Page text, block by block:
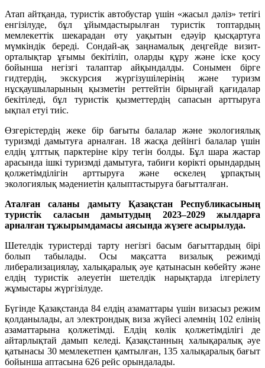
Атап айтқанда, туристік автобустар үшін «жасыл дәліз» тетігі
енгізілуде, бұл ұйымдастырылған туристік топтардың
мемлекеттік шекарадан өту уақытын едәуір қысқартуға
мүмкіндік береді. Сондай-ақ заңнамалық деңгейде визит-
орталықтар ұғымы бекітіліп, оларды құру және іске қосу
бойынша негізгі талаптар айқындалды. Сонымен бірге
гидтердің, экскурсия жүргізушілерінің және туризм
нұсқаушыларының қызметін реттейтін бірыңғай қағидалар
бекітіледі, бұл туристік қызметтердің сапасын арттыруға
ықпал етуі тиіс.
Өзгерістердің жеке бір бағыты балалар және экологиялық
туризмді дамытуға арналған. 18 жасқа дейінгі балалар үшін
елдің ұлттық парктеріне кіру тегін болды. Бұл шара жастар
арасында ішкі туризмді дамытуға, табиғи көрікті орындардың
қолжетімділігін арттыруға және өскелең ұрпақтың
экологиялық мәдениетін қалыптастыруға бағытталған.
Аталған саланы дамыту Қазақстан Республикасының
туристік саласын дамытудың 2023–2029 жылдарға
арналған тұжырымдамасы аясында жүзеге асырылуда.
Шетелдік туристерді тарту негізгі басым бағыттардың бірі
болып табылады. Осы мақсатта визалық режимді
либерализациялау, халықаралық әуе қатынасын көбейту және
елдің туристік әлеуетін шетелдік нарықтарда ілгерілету
жұмыстары жүргізілуде.
Бүгінде Қазақстанда 84 елдің азаматтары үшін визасыз режим
қолданылады, ал электрондық виза жүйесі әлемнің 102 елінің
азаматтарына қолжетімді. Елдің көлік қолжетімділігі де
айтарлықтай дамып келеді. Қазақстанның халықаралық әуе
қатынасы 30 мемлекетпен қамтылған, 135 халықаралық бағыт
бойынша аптасына 626 рейс орындалады.